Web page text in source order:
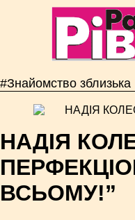
#Знайомство зблизька
НАДІЯ
ВСЬОМУ!”